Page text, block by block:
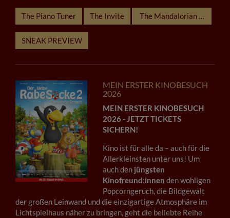
The Piano Tuner The Invite The Mandalorian und
SNEAK PREVIEW
MEIN ERSTER KINOBESUCH
2026
MEIN ERSTER KINOBESUCH
2026 - JETZT TICKETS
SICHERN!
Kino ist für alle da – auch für die
Allerkleinsten unter uns! Um
auch den jüngsten
Kinofreund:innen den wohligen
Popcorngeruch, die Bildgewalt
der großen Leinwand und die einzigartige Atmosphäre im
Lichtspielhaus näher zu bringen, geht die beliebte Reihe